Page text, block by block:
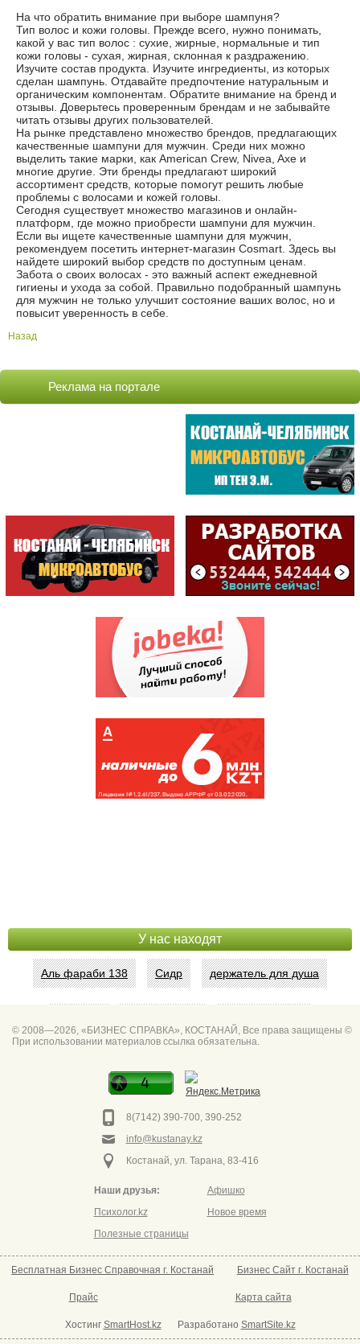
На что обратить внимание при выборе шампуня?
Тип волос и кожи головы. Прежде всего, нужно понимать,
какой у вас тип волос : сухие, жирные, нормальные и тип
кожи головы - сухая, жирная, склонная к раздражению.
Изучите состав продукта. Изучите ингредиенты, из которых
сделан шампунь. Отдавайте предпочтение натуральным и
органическим компонентам. Обратите внимание на бренд и
отзывы. Доверьтесь проверенным брендам и не забывайте
читать отзывы других пользователей.
На рынке представлено множество брендов, предлагающих
качественные шампуни для мужчин. Среди них можно
выделить такие марки, как American Crew, Nivea, Axe и
многие другие. Эти бренды предлагают широкий
ассортимент средств, которые помогут решить любые
проблемы с волосами и кожей головы.
Сегодня существует множество магазинов и онлайн-
платформ, где можно приобрести шампуни для мужчин.
Если вы ищете качественные шампуни для мужчин,
рекомендуем посетить интернет-магазин Cosmart. Здесь вы
найдете широкий выбор средств по доступным ценам.
Забота о своих волосах - это важный аспект ежедневной
гигиены и ухода за собой. Правильно подобранный шампунь
для мужчин не только улучшит состояние ваших волос, но и
повысит уверенность в себе.
Назад
Реклама на портале
У нас находят
Аль фараби 138 Сидр держатель для душа
© 2008—2026, «БИЗНЕС СПРАВКА», КОСТАНАЙ, Все права защищены ©
При использовании материалов ссылка обязательна.
8(7142) 390-700, 390-252
info@kustanay.kz
Костанай, ул. Тарана, 83-416
Наши друзья:
Психолог.kz
Полезные страницы
Афишко
Новое время
Бесплатная Бизнес Справочная г. Костанай Бизнес Сайт г. Костанай
Прайс Карта сайта
Хостинг SmartHost.kz Разработано SmartSite.kz